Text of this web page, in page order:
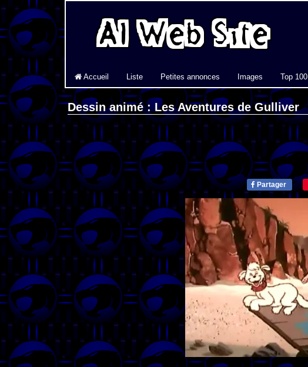
Accueil Liste Petites annonces Images Top 100
Dessin animé : Les Aventures de Gulliver
Partager